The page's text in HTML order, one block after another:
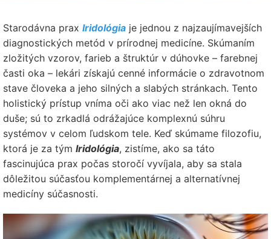
Starodávna prax Iridológia je jednou z najzaujímavejších
diagnostických metód v prírodnej medicíne. Skúmaním
zložitých vzorov, farieb a štruktúr v dúhovke – farebnej
časti oka – lekári získajú cenné informácie o zdravotnom
stave človeka a jeho silných a slabých stránkach. Tento
holistický prístup vníma oči ako viac než len okná do
duše; sú to zrkadlá odrážajúce komplexnú súhru
systémov v celom ľudskom tele. Keď skúmame filozofiu,
ktorá je za tým Iridológia, zistíme, ako sa táto
fascinujúca prax počas storočí vyvíjala, aby sa stala
dôležitou súčasťou komplementárnej a alternatívnej
medicíny súčasnosti.